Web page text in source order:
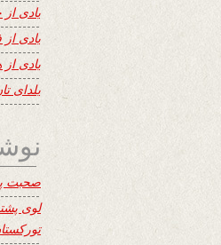
یادی
یادی
یادی
یلدای
صحبت
لوی